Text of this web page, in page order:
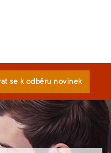
se k odběru novinek